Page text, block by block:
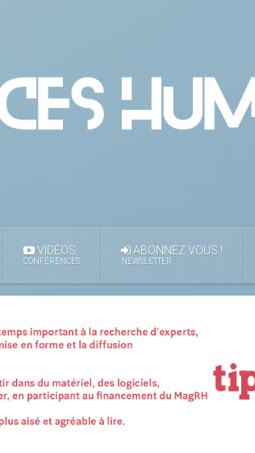
VIDÉOS
CONFÉRENCES
ABONNEZ VOUS !
NEWSLETTER